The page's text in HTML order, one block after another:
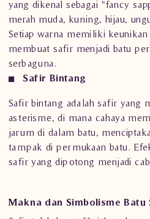
yang dikenal sebagai "fancy
merah muda, kuning, hijau,
Setiap warna memiliki
membuat safir menjadi batu
serbaguna.
Safir Bintang
Safir bintang adalah safir yang
asterisme, di mana cahaya
jarum di dalam batu,
tampak di permukaan batu.
safir yang dipotong menjadi
Makna dan Simbolisme Batu